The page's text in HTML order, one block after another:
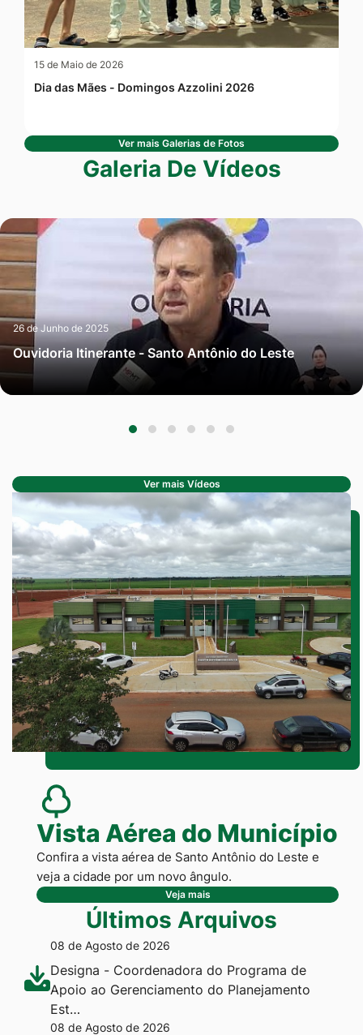
15 de Maio de 2026
Dia das Mães - Domingos Azzolini 2026
Ver mais Galerias de Fotos
Galeria De Vídeos
26 de Junho de 2025
Ouvidoria Itinerante - Santo Antônio do Leste
Ver mais Vídeos
Seção de Conheça
Seção de Conheça
Vista Aérea do Município
Confira a vista aérea de Santo Antônio do Leste e
veja a cidade por um novo ângulo.
Veja mais
Últimos Arquivos
08 de Agosto de 2026
Designa - Coordenadora do Programa de
Apoio ao Gerenciamento do Planejamento
Est…
08 de Agosto de 2026